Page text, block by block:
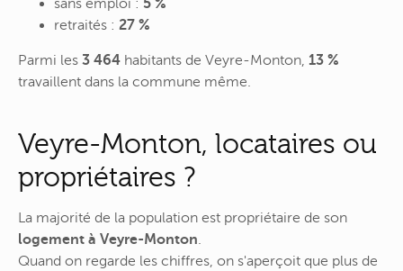
retraités : 27 %
Parmi les 3 464 habitants de Veyre-Monton, 13 %
travaillent dans la commune même.
Veyre-Monton, locataires ou
propriétaires ?
La majorité de la population est propriétaire de son
logement à Veyre-Monton.
Quand on regarde les chiffres, on s'aperçoit que plus de